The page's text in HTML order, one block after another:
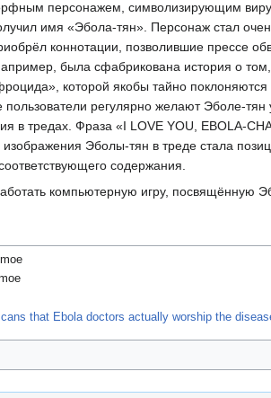
персонажем, символизирующим
имя «Эбола-тян». Персонаж стал
коннотации, позволившие прессе
была сфабрикована история о
которой якобы тайно
регулярно желают Эболе-тян
в тредах. Фраза «I LOVE YOU, EBOLA-
Эболы-тян в треде стала
содержания.
компьютерную игру, посвящённую
that Ebola doctors actually worship the